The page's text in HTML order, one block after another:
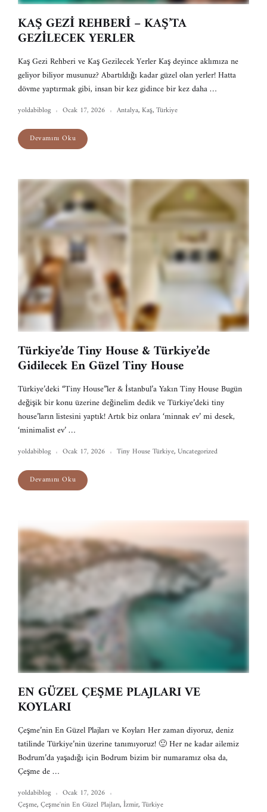
KAŞ GEZİ REHBERİ – KAŞ’TA
GEZİLECEK YERLER
Kaş Gezi Rehberi ve Kaş Gezilecek Yerler Kaş deyince aklımıza ne
geliyor biliyor musunuz? Abartıldığı kadar güzel olan yerler! Hatta
dövme yaptırmak gibi, insan bir kez gidince bir kez daha …
yoldabiblog Ocak 17, 2026 Antalya,Kaş,Türkiye
Devamını Oku
Türkiye’de Tiny House & Türkiye’de
Gidilecek En Güzel Tiny House
Türkiye’deki “Tiny House”ler & İstanbul’a Yakın Tiny House Bugün
değişik bir konu üzerine değinelim dedik ve Türkiye’deki tiny
house’ların listesini yaptık! Artık biz onlara ‘minnak ev’ mi desek,
‘minimalist ev’ …
yoldabiblog Ocak 17, 2026 Tiny House Türkiye,Uncategorized
Devamını Oku
EN GÜZEL ÇEŞME PLAJLARI VE
KOYLARI
Çeşme’nin En Güzel Plajları ve Koyları Her zaman diyoruz, deniz
tatilinde Türkiye’nin üzerine tanımıyoruz! 🙂 Her ne kadar ailemiz
Bodrum’da yaşadığı için Bodrum bizim bir numaramız olsa da,
Çeşme de …
yoldabiblog
Ocak 17, 2026
Çeşme,Çeşme'nin En Güzel Plajları,İzmir,Türkiye